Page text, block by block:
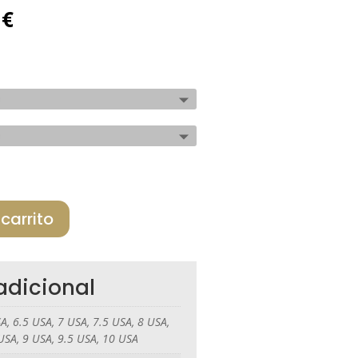
€El
precio
143,40 €.
6.5 USA, 7 USA, 7.5 USA, 8 USA,
9 USA, 9.5 USA, 10 USA